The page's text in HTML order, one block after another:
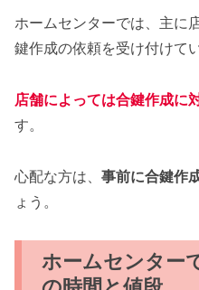
ホームセンターでは、主に
鍵作成の依頼を受け付けて
店舗によっては合鍵作成に
す。
心配な方は、 事前に合鍵作
ょう。
ホームセンター